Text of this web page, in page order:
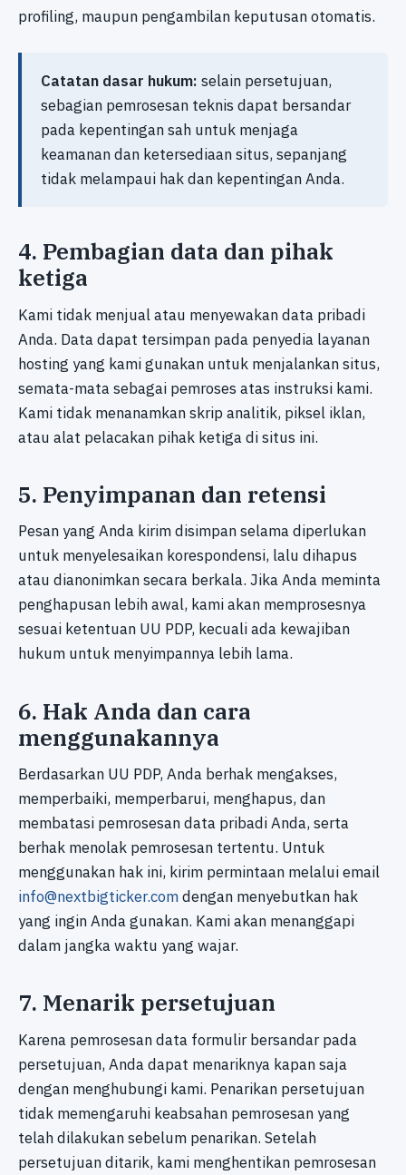
profiling, maupun pengambilan keputusan otomatis.
Catatan dasar hukum: selain persetujuan,
sebagian pemrosesan teknis dapat bersandar
pada kepentingan sah untuk menjaga
keamanan dan ketersediaan situs, sepanjang
tidak melampaui hak dan kepentingan Anda.
4. Pembagian data dan pihak
ketiga
Kami tidak menjual atau menyewakan data pribadi
Anda. Data dapat tersimpan pada penyedia layanan
hosting yang kami gunakan untuk menjalankan situs,
semata-mata sebagai pemroses atas instruksi kami.
Kami tidak menanamkan skrip analitik, piksel iklan,
atau alat pelacakan pihak ketiga di situs ini.
5. Penyimpanan dan retensi
Pesan yang Anda kirim disimpan selama diperlukan
untuk menyelesaikan korespondensi, lalu dihapus
atau dianonimkan secara berkala. Jika Anda meminta
penghapusan lebih awal, kami akan memprosesnya
sesuai ketentuan UU PDP, kecuali ada kewajiban
hukum untuk menyimpannya lebih lama.
6. Hak Anda dan cara
menggunakannya
Berdasarkan UU PDP, Anda berhak mengakses,
memperbaiki, memperbarui, menghapus, dan
membatasi pemrosesan data pribadi Anda, serta
berhak menolak pemrosesan tertentu. Untuk
menggunakan hak ini, kirim permintaan melalui email
info@nextbigticker.comdengan menyebutkan hak
yang ingin Anda gunakan. Kami akan menanggapi
dalam jangka waktu yang wajar.
7. Menarik persetujuan
Karena pemrosesan data formulir bersandar pada
persetujuan, Anda dapat menariknya kapan saja
dengan menghubungi kami. Penarikan persetujuan
tidak memengaruhi keabsahan pemrosesan yang
telah dilakukan sebelum penarikan. Setelah
persetujuan ditarik, kami menghentikan pemrosesan